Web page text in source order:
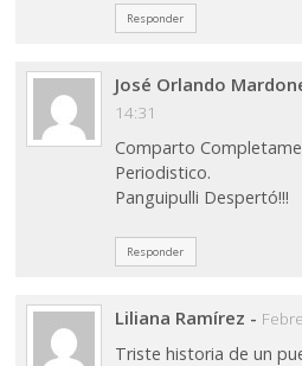
Responder
José Orlando
14:31
Comparto
Periodistico.
Panguipulli Despertó!!!
Responder
Liliana Ramírez -
Triste historia de un